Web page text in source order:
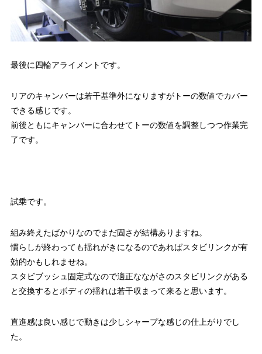
最後に四輪アライメントです。
リアのキャンバーは若干基準外になりますがトーの数値でカバー
できる感じです。
前後ともにキャンバーに合わせてトーの数値を調整しつつ作業完
了です。
試乗です。
組み終えたばかりなのでまだ固さが結構ありますね。
慣らしが終わっても揺れがきになるのであればスタビリンクが有
効的かもしれませね。
スタビブッシュ固定式なので適正なながさのスタビリンクがある
と交換するとボディの揺れは若干収まって来ると思います。
直進感は良い感じで動きは少しシャープな感じの仕上がりでし
た。